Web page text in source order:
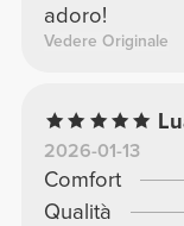
adoro!
Vedere Originale
2026-01-13
Comfort
Qualità